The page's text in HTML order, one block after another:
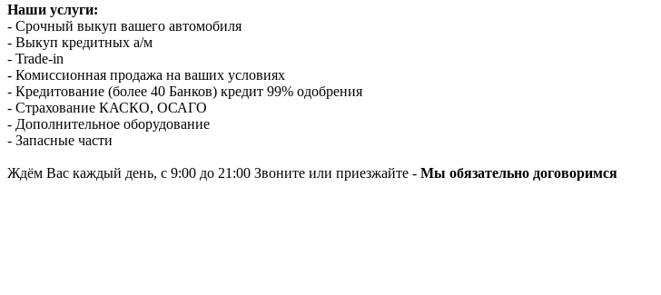
Наши услуги:
- Срочный выкуп вашего автомобиля
- Выкуп кредитных а/м
- Trade-in
- Комиссионная продажа на ваших условиях
- Кредитование (более 40 Банков) кредит 99% одобрения
- Страхование КАСКО, ОСАГО
- Дополнительное оборудование
- Запасные части
Ждём Вас каждый день, с 9:00 до 21:00 Звоните или приезжайте - Мы обязательно договоримся